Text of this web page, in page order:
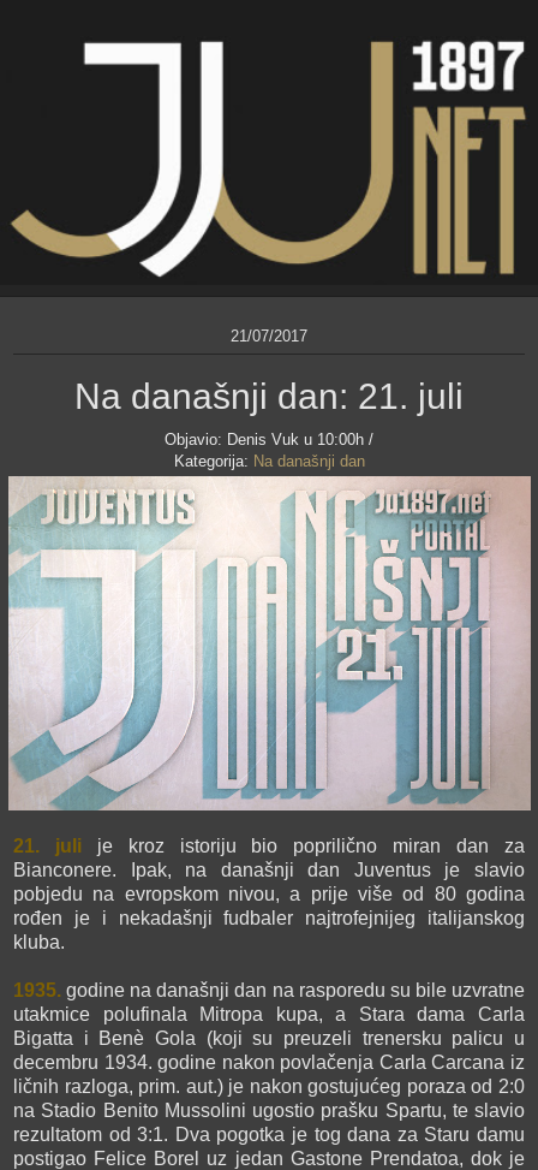
21/07/2017
Na današnji dan: 21. juli
Objavio: Denis Vuk u 10:00h /
Kategorija: Na današnji dan
21. juli je kroz istoriju bio poprilično miran dan za
Bianconere. Ipak, na današnji dan Juventus je slavio
pobjedu na evropskom nivou, a prije više od 80 godina
rođen je i nekadašnji fudbaler najtrofejnijeg italijanskog
kluba.
1935. godine na današnji dan na rasporedu su bile uzvratne
utakmice polufinala Mitropa kupa, a Stara dama Carla
Bigatta i Benè Gola (koji su preuzeli trenersku palicu u
decembru 1934. godine nakon povlačenja Carla Carcana iz
ličnih razloga, prim. aut.) je nakon gostujućeg poraza od 2:0
na Stadio Benito Mussolini ugostio prašku Spartu, te slavio
rezultatom od 3:1. Dva pogotka je tog dana za Staru damu
postigao Felice Borel uz jedan Gastone Prendatoa, dok je